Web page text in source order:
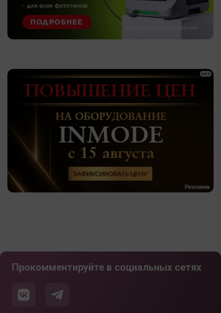
Прокомментируйте в социальных сетях